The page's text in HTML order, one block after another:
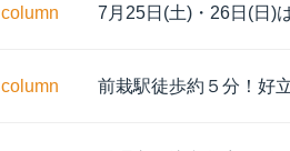
column 7月25日(土)・26日(日)
column 前栽駅徒歩約５分！好